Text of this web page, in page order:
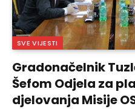
SVE VIJESTI
Gradonačelnik
Šefom Odjela za
djelovanja Misije